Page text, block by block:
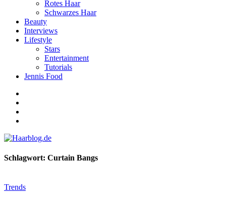
Rotes Haar
Schwarzes Haar
Beauty
Interviews
Lifestyle
Stars
Entertainment
Tutorials
Jennis Food
Haarblog.de
Haarpflege | Haarstyling | Beauty | Entertainment
Schlagwort: Curtain Bangs
Trends